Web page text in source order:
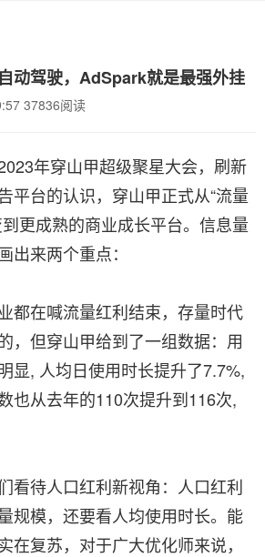
动驾驶，AdSpark就是最强外挂
37836阅读
年穿山甲超级聚星大会，刷新
平台的认识，穿山甲正式从“流量
更成熟的商业成长平台。信息量
出来两个重点：
都在喊流量红利结束，存量时代
，但穿山甲给到了一组数据：用
显, 人均日使用时长提升了7.7%,
也从去年的110次提升到116次,
看待人口红利新视角：人口红利
规模，还要看人均使用时长。能
在复苏，对于广大优化师来说，